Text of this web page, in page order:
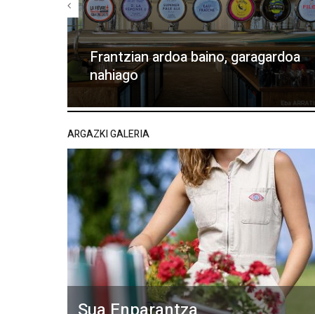
Frantzian ardoa baino, garagardoa
nahiago
ARGAZKI GALERIA